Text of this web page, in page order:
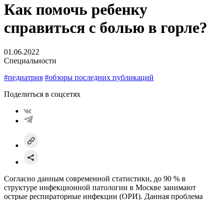
Как помочь ребенку
справиться с болью в горле?
01.06.2022
Специальности
#педиатрия #обзоры последних публикаций
Поделиться в соцсетях
Согласно данным современной статистики, до 90 % в
структуре инфекционной патологии в Москве занимают
острые респираторные инфекции (ОРИ). Данная проблема